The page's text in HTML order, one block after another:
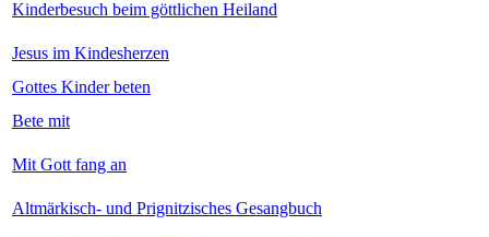
Kinderbesuch beim göttlichen Heiland
Jesus im Kindesherzen
Gottes Kinder beten
Bete mit
Mit Gott fang an
Altmärkisch- und Prignitzisches Gesangbuch